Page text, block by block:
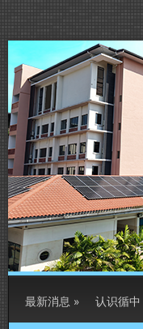
最新消息 » 认识循中